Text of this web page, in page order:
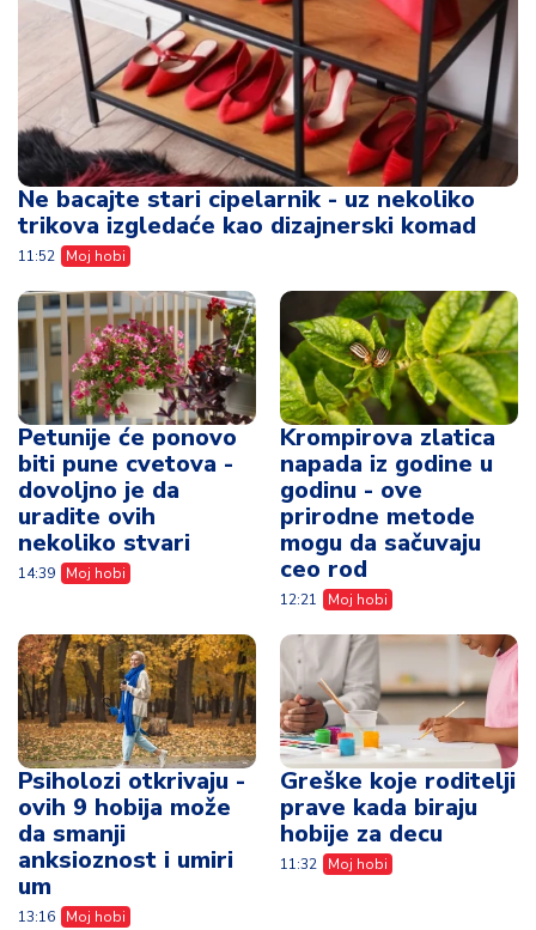
Ne bacajte stari cipelarnik - uz nekoliko
trikova izgledaće kao dizajnerski komad
11:52 Moj hobi
Petunije će ponovo
biti pune cvetova -
dovoljno je da
uradite ovih
nekoliko stvari
14:39 Moj hobi
Krompirova zlatica
napada iz godine u
godinu - ove
prirodne metode
mogu da sačuvaju
ceo rod
12:21 Moj hobi
Psiholozi otkrivaju -
ovih 9 hobija može
da smanji
anksioznost i umiri
um
13:16 Moj hobi
Greške koje roditelji
prave kada biraju
hobije za decu
11:32 Moj hobi